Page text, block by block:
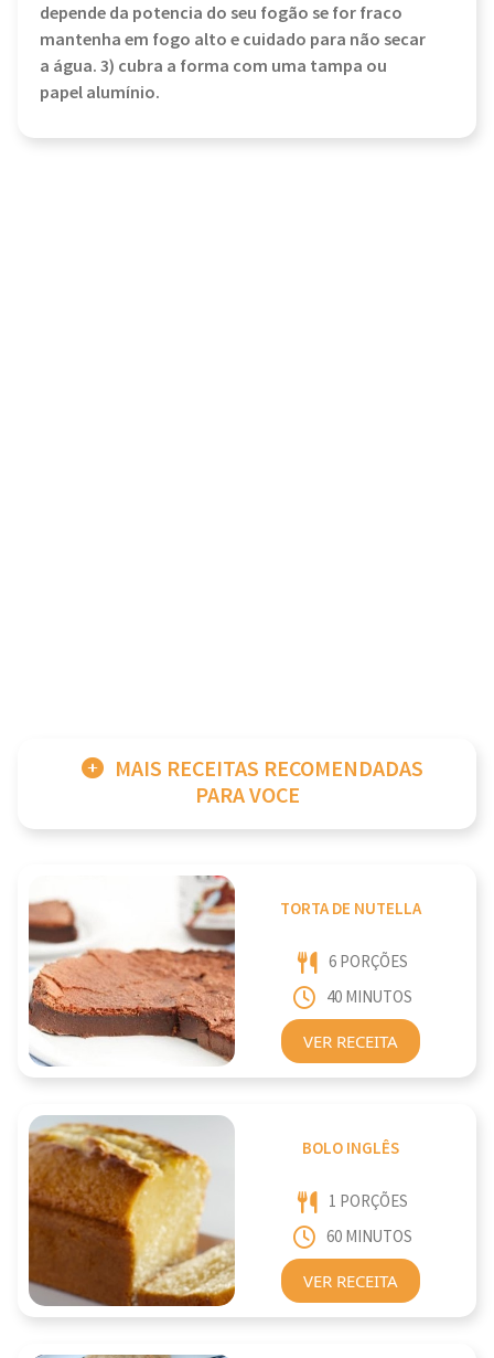
depende da potencia do seu fogão se for fraco
mantenha em fogo alto e cuidado para não secar
a água. 3) cubra a forma com uma tampa ou
papel alumínio.
MAIS RECEITAS RECOMENDADAS
PARA VOCE
TORTA DE NUTELLA
6 PORÇÕES
40 MINUTOS
VER RECEITA
BOLO INGLÊS
1 PORÇÕES
60 MINUTOS
VER RECEITA